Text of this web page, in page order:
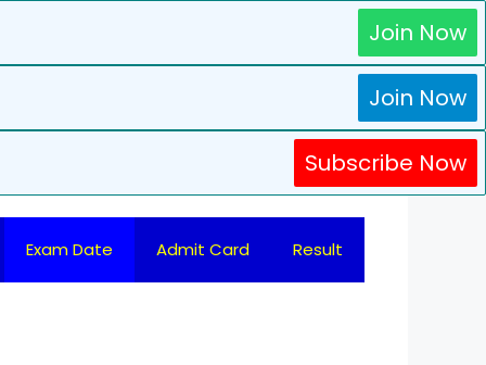
Join Now
Join Now
Subscribe Now
Exam Date Admit Card Result